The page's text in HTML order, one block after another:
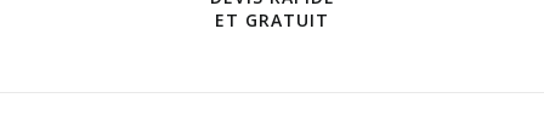
ET GRATUIT